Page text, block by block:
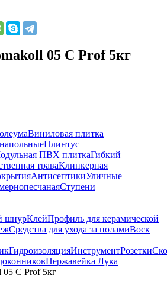
05 C Prof 5кг
Виниловая плитка
Плинтус
ПВХ плиткаГибкий
траваКлинкерная
АнтисептикиУличные
Ступени
шнурКлейПрофиль для керамической
Средства для ухода за поламиВоск
ГидроизоляцияИнструментРозетки
Нержавейка Лука
05 C Prof 5кг